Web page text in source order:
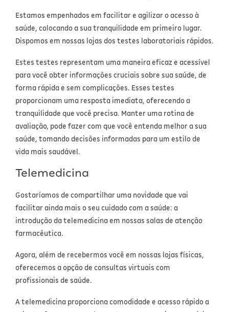
Estamos empenhados em facilitar e agilizar o acesso à
saúde, colocando a sua tranquilidade em primeiro lugar.
Dispomos em nossas lojas dos testes laboratoriais rápidos.
Estes testes representam uma maneira eficaz e acessível
para você obter informações cruciais sobre sua saúde, de
forma rápida e sem complicações. Esses testes
proporcionam uma resposta imediata, oferecendo a
tranquilidade que você precisa. Manter uma rotina de
avaliação, pode fazer com que você entenda melhor a sua
saúde, tomando decisões informadas para um estilo de
vida mais saudável.
Telemedicina
Gostaríamos de compartilhar uma novidade que vai
facilitar ainda mais o seu cuidado com a saúde: a
introdução da telemedicina em nossas salas de atenção
farmacêutica.
Agora, além de recebermos você em nossas lojas físicas,
oferecemos a opção de consultas virtuais com
profissionais de saúde.
A telemedicina proporciona comodidade e acesso rápido a